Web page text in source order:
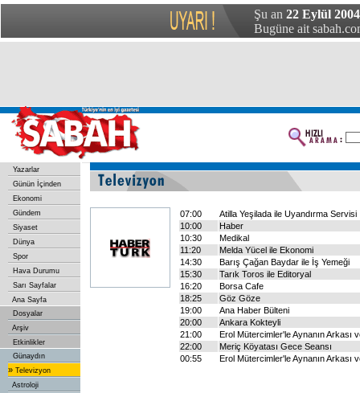
Şu an 22 Eylül
Bugüne ait
Yazarlar
Günün İçinden
Ekonomi
Gündem
Siyaset
Dünya
Spor
Hava Durumu
Sarı Sayfalar
Ana Sayfa
Dosyalar
Arşiv
Etkinlikler
Günaydın
» Televizyon
Astroloji
07:00
Atilla Yeşilada ile Uyandırma Servisi
10:00
Haber
10:30
Medikal
11:20
Melda Yücel ile Ekonomi
14:30
Barış Çağan Baydar ile İş Yemeği
15:30
Tarık Toros ile Editoryal
16:20
Borsa Cafe
18:25
Göz Göze
19:00
Ana Haber Bülteni
20:00
Ankara Kokteyli
21:00
Erol Mütercimler'le Aynanın Arkası
22:00
Meriç Köyatası Gece Seansı
00:55
Erol Mütercimler'le Aynanın Arkası